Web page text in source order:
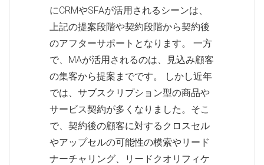
にCRMやSFAが活用されるシーンは、
上記の提案段階や契約段階から契約後
のアフターサポートとなります。 一方
で、MAが活用されるのは、見込み顧客
の集客から提案までです。 しかし近年
では、サブスクリプション型の商品や
サービス契約が多くなりました。そこ
で、契約後の顧客に対するクロスセル
やアップセルの可能性の模索やリード
ナーチャリング、リードクオリフィケ